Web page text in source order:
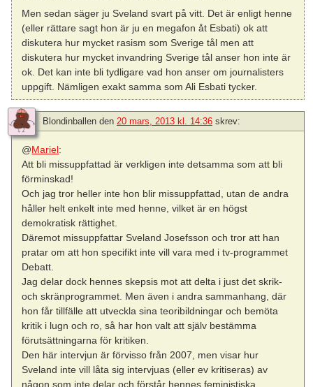
Men sedan säger ju Sveland svart på vitt. Det är enligt henne
(eller rättare sagt hon är ju en megafon åt Esbati) ok att
diskutera hur mycket rasism som Sverige tål men att
diskutera hur mycket invandring Sverige tål anser hon inte är
ok. Det kan inte bli tydligare vad hon anser om journalisters
uppgift. Nämligen exakt samma som Ali Esbati tycker.
Blondinballen den 20 mars, 2013 kl. 14:36 skrev:
@Mariel:
Att bli missuppfattad är verkligen inte detsamma som att bli
förminskad!
Och jag tror heller inte hon blir missuppfattad, utan de andra
håller helt enkelt inte med henne, vilket är en högst
demokratisk rättighet.
Däremot missuppfattar Sveland Josefsson och tror att han
pratar om att hon specifikt inte vill vara med i tv-programmet
Debatt.
Jag delar dock hennes skepsis mot att delta i just det skrik-
och skränprogrammet. Men även i andra sammanhang, där
hon får tillfälle att utveckla sina teoribildningar och bemöta
kritik i lugn och ro, så har hon valt att själv bestämma
förutsättningarna för kritiken.
Den här intervjun är förvisso från 2007, men visar hur
Sveland inte vill låta sig intervjuas (eller ev kritiseras) av
någon som inte delar och förstår hennes feministiska